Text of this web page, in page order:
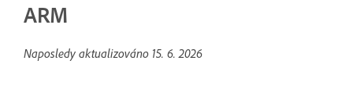
ARM
Naposledy aktualizováno 15. 6. 2026